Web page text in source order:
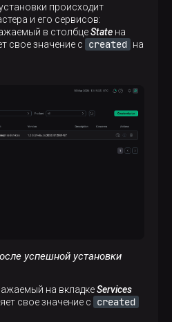
происходит
и его сервисов:
в столбцеState на
свое значение с created на
успешной установки
на вкладкеServices
свое значение с
created